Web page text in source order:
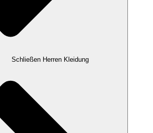
Schließen Herren Kleidung